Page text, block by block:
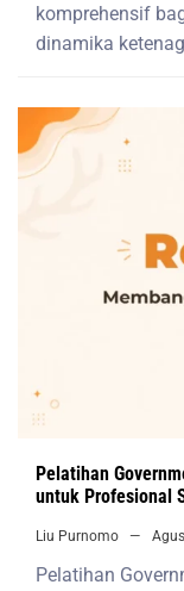
komprehensif
dinamika
Pelatihan
untuk Profesional
Liu Purnomo
Pelatihan